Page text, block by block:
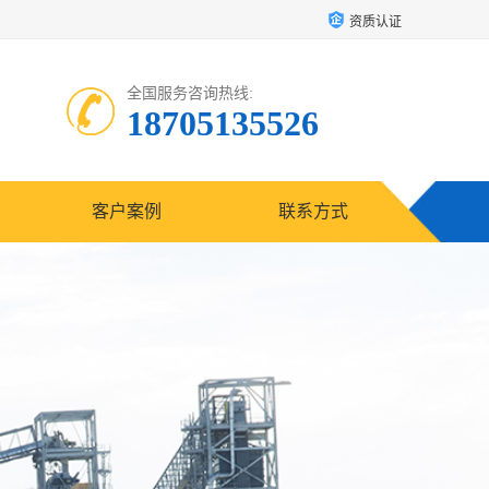
资质认证
全国服务咨询热线:
18705135526
客户案例 联系方式